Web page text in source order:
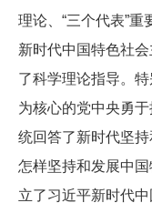
理论、“三个代表”
新时代中国特色社
了科学理论指导。
为核心的党中央勇
统回答了新时代坚持
怎样坚持和发展中
立了习近平新时代